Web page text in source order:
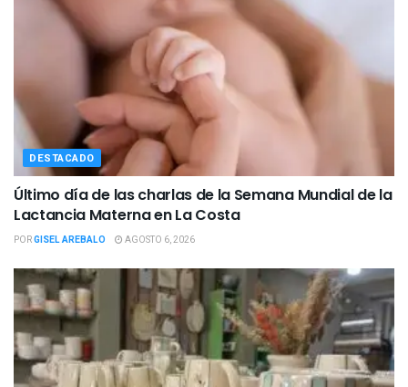
DESTACADO
Último día de las charlas de la Semana Mundial de la
Lactancia Materna en La Costa
PORGISEL AREBALO AGOSTO 6, 2026